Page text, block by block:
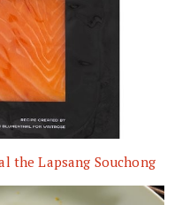
the Lapsang Souchong